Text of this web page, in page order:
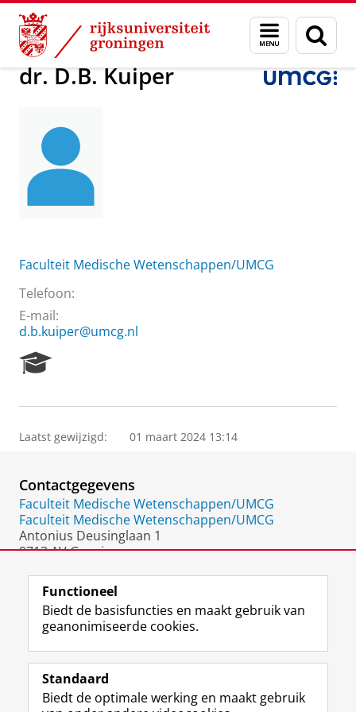
Skip
Content
Skip
Navigation
Menu
en
zoeken
Over ons dr. D.B. Kuiper
dr. D.B. Kuiper
Faculteit Medische Wetenschappen/UMCG
Telefoon:
E-mail:
d.b.kuiper@umcg.nl
e
r
P
o
r
t
a
Laatst gewijzigd: 01 maart 2024 13:14
Contactgegevens
Faculteit Medische Wetenschappen/UMCG
Faculteit Medische Wetenschappen/UMCG
Antonius Deusinglaan 1
9713 AV Groningen
Volg de RUG
F
a
e
L
i
k
R
S
-
I
n
t
Y
o
T
Studiekiezers
Functioneel
Biedt de basisfuncties en maakt gebruik van
geanonimiseerde cookies.
Standaard
Biedt de optimale werking en maakt gebruik